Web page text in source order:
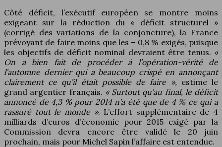
Côté déficit, l’exécutif européen se montre moins
exigeant sur la réduction du « déficit structurel »
(corrigé des variations de la conjoncture), la France
prévoyant de faire moins que les – 0,8 % exigés, puisque
les objectifs de déficit nominal devraient être tenus. «
On a bien fait de procéder à l’opération-vérité de
l’automne dernier qui a beaucoup crispé en annonçant
clairement ce qu’il était possible de faire », estime le
grand argentier français. « Surtout qu’au final, le déficit
annoncé de 4,3 % pour 2014 n’a été que de 4 % ce qui a
rassuré tout le monde ». L’effort supplémentaire de 4
milliards d’euros d’économie pour 2015 exigé par la
Commission devra encore être validé le 20 juin
prochain, mais pour Michel Sapin l’affaire est entendue.